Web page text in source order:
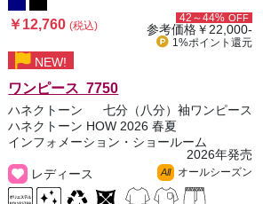
￥12,760(税込)
42～44% OFF
参考価格￥22,000-
1%ポイント 還元
NEW!
ワンピース 7750
ハネクトーン
七分（八分）袖ワンピース
ハネクトーン HOW 2026 春夏
インフォメーション・ショールーム
2026年発売
レディース
All オールシーズン